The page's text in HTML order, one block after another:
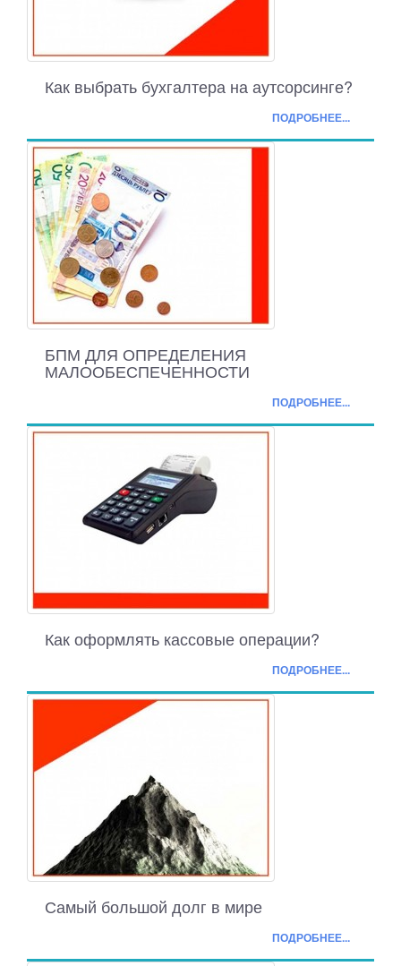
Как выбрать бухгалтера на аутсорсинге?
ПОДРОБНЕЕ...
БПМ ДЛЯ ОПРЕДЕЛЕНИЯ
МАЛООБЕСПЕЧЕННОСТИ
ПОДРОБНЕЕ...
Как оформлять кассовые операции?
ПОДРОБНЕЕ...
Самый большой долг в мире
ПОДРОБНЕЕ...